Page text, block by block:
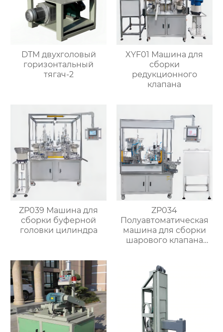
DTM двухголовый
горизонтальный
тягач-2
XYF01 Машина для
сборки
редукционного
клапана
ZP039 Машина для
сборки буферной
головки цилиндра
ZP034
Полуавтоматическая
машина для сборки
шарового клапана
прижимным
колпаком)